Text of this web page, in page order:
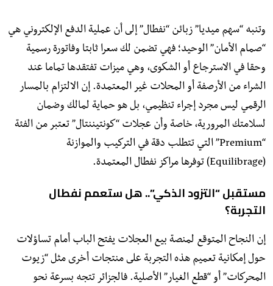
​وتنبه “سهم ميديا” زبائن “نفطال” إلى أن عملية الدفع الإلكتروني هي
“صمام الأمان” الوحيد؛ فهي تضمن لك سعرا ثابتا وفاتورة رسمية
وحقا في الاسترجاع أو الشكوى، وهي ميزات تفتقدها تماما عند
الشراء من الأرصفة أو المحلات غير المعتمدة. إن الالتزام بالمسار
الرقمي ليس مجرد إجراء تنظيمي، بل هو حماية لمالك وضمان
لسلامتك المرورية، خاصة وأن عجلات “كونتيننتال” تعتبر من الفئة
“Premium” التي تتطلب دقة في التركيب والموازنة
(Equilibrage) توفرها مراكز نفطال المعتمدة.
​مستقبل “التزود الذكي”.. هل ستعمم نفطال
التجربة؟
​إن النجاح المتوقع لمنصة بيع العجلات يفتح الباب أمام تساؤلات
حول إمكانية تعميم هذه التجربة على منتجات أخرى مثل “زيوت
المحركات” أو “قطع الغيار” الأصلية. فالجزائر تتجه بسرعة نحو